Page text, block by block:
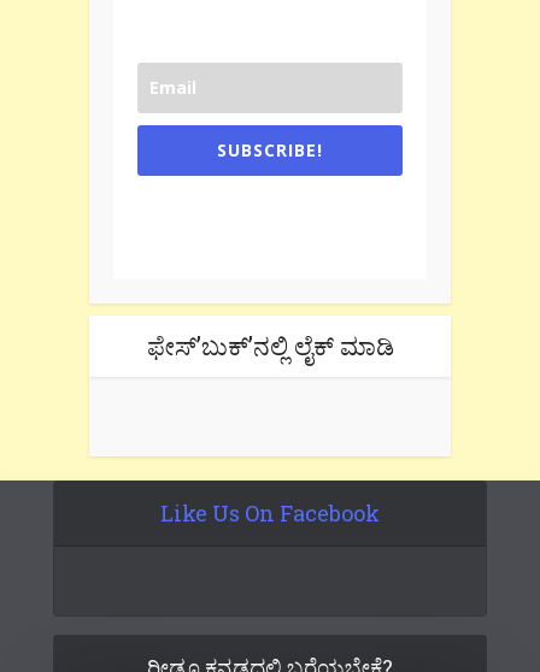
SUBSCRIBE!
ಫೇಸ್’ಬುಕ್’ನಲ್ಲಿ ಲೈಕ್ ಮಾಡಿ
Like Us On Facebook